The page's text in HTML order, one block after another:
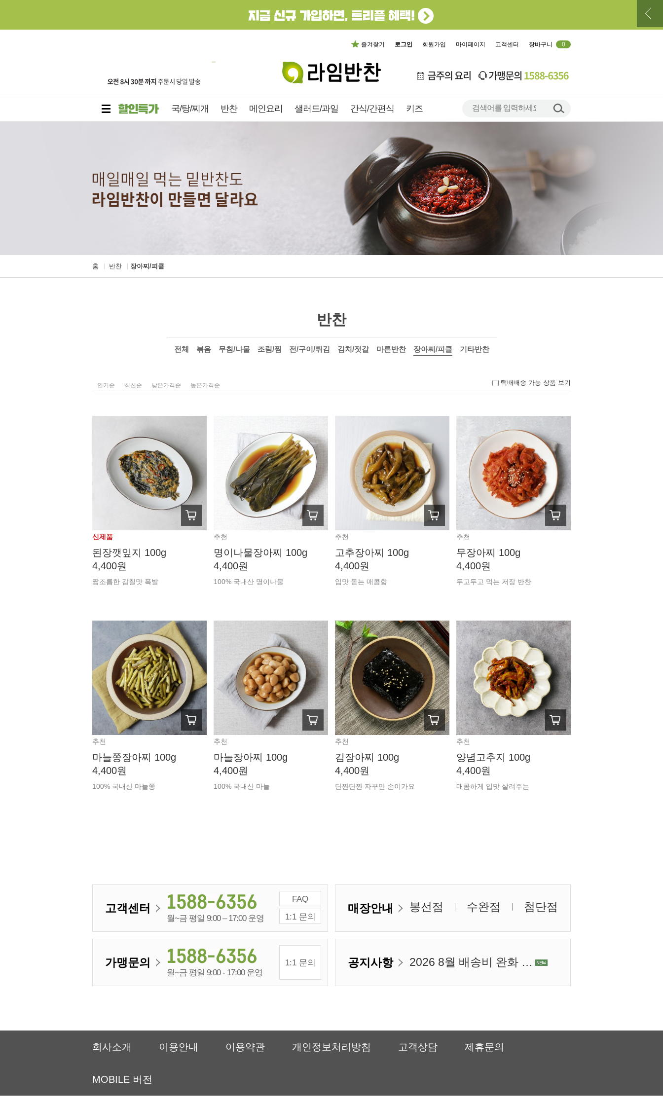
즐겨찾기 장바구니 0
고객센터
마이페이지
회원가입
로그인
국/탕/찌개 반찬 메인요리 샐러드/과일 간식/간편식 키즈
홈 반찬 장아찌/피클
반찬
전체 볶음 무침/나물 조림/찜 전/구이/튀김 김치/젓갈 마른반찬 장아찌/피클 기타반찬
인기순 최신순 낮은가격순 높은가격순 택배배송 가능 상품 보기
신제품
된장깻잎지 100g
4,400원
짭조름한 감칠맛 폭발
추천
명이나물장아찌 100g
4,400원
100% 국내산 명이나물
추천
고추장아찌 100g
4,400원
입맛 돋는 매콤함
추천
무장아찌 100g
4,400원
두고두고 먹는 저장 반찬
추천
마늘쫑장아찌 100g
4,400원
100% 국내산 마늘쫑
추천
마늘장아찌 100g
4,400원
100% 국내산 마늘
추천
김장아찌 100g
4,400원
단짠단짠 자꾸만 손이가요
추천
양념고추지 100g
4,400원
매콤하게 입맛 살려주는
고객센터
월~금 평일 9:00 – 17:00 운영
FAQ
1:1 문의
매장안내 봉선점 수완점 첨단점
가맹문의
월~금 평일 9:00 - 17:00 운영
1:1 문의 공지사항 2026 8월 배송비 완화 …
회사소개 이용안내 이용약관 개인정보처리방침 고객상담 제휴문의
MOBILE 버전